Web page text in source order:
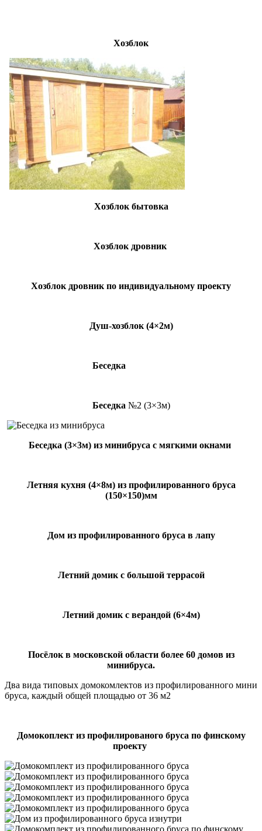
Хозблок
Хозблок бытовка
Хозблок дровник
Хозблок дровник по индивидуальному проекту
Душ-хозблок (4×2м)
Беседка
Беседка №2 (3×3м)
Беседка (3×3м) из минибруса с мягкими окнами
Летняя кухня (4×8м) из профилированного бруса
(150×150)мм
Дом из профилированного бруса в лапу
Летний домик с большой террасой
Летний домик с верандой (6×4м)
Посёлок в московской области более 60 домов из
минибруса.
Два вида типовых домокомлектов из профилированного мини
бруса, каждый общей площадью от 36 м2
Домокоплект из профилированого бруса по финскому
проекту